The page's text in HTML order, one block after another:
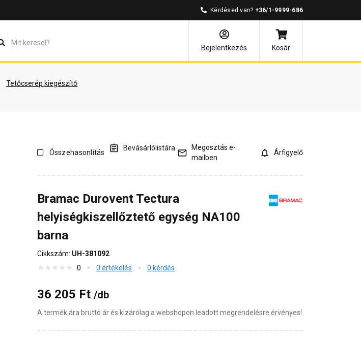
Kérdésed van? +36/1-9999-686
Bejelentkezés
Kosár
Tetőcserép kiegészítő
Vásárlói vélemények Kérdések és válaszok Kapcsolódó cikkek
Összehasonlítás
Bevásárlólistára
Megosztás e-
mailben
Árfigyelő
Bramac Durovent Tectura
helyiségkiszellőztető egység NA100
barna
Cikkszám: UH-381092
0
0 értékelés 0 kérdés
36 205 Ft /db
A termék ára bruttó ár és kizárólag a webshopon leadott megrendelésre érvényes!